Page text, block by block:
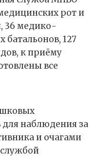
рот и
36 медико-
батальонов, 127
к приёму
все
наблюдения за
и очагами